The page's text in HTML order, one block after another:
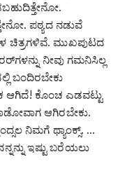
ಪಠ್ಯದ ನಡುವೆ
ಚಿತ್ರಗಳಿವೆ. ಮುಖಪುಟದ
ನೀವು ಗಮನಿಸಿಲ್ಲ
ಬಂದಿರಬೇಕು
ಆಗಿದೆ! ಕೊಂಚ ಎಡವಟ್ಟು
ಆಗಿರಬೇಕು.
ನಿಮಗೆ ಥ್ಯಾಂಕ್ಸ್. …
ಇಷ್ಟು ಬರೆಯಲು